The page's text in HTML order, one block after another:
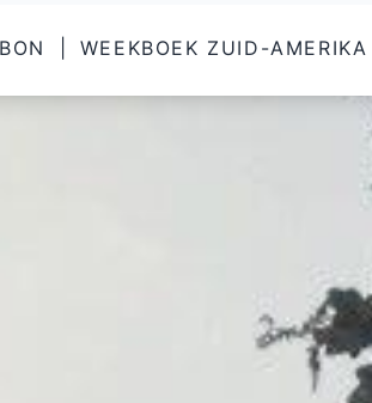
WEEKBOEK ZUID-AMERIKA